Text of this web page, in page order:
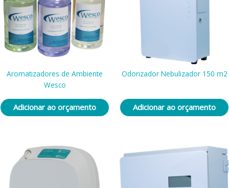
Aromatizadores de Ambiente
Wesco
Adicionar ao orçamento
Odorizador Nebulizador 150 m2
Adicionar ao orçamento